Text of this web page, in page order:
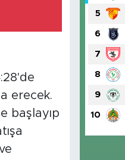
erecek.
başlayıp
5
6
7
8
9
10